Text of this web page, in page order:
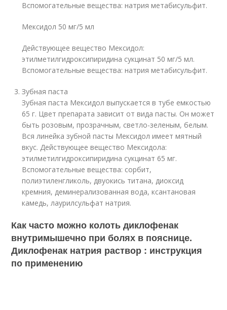
Вспомогательные вещества: натрия метабисульфит.
Мексидол 50 мг/5 мл
Действующее вещество Мексидол:
этилметилгидроксипиридина сукцинат 50 мг/5 мл.
Вспомогательные вещества: натрия метабисульфит.
Зубная паста
Зубная паста Мексидол выпускается в тубе емкостью
65 г. Цвет препарата зависит от вида пасты. Он может
быть розовым, прозрачным, светло-зеленым, белым.
Вся линейка зубной пасты Мексидол имеет мятный
вкус. Действующее вещество Мексидола:
этилметилгидроксипиридина сукцинат 65 мг.
Вспомогательные вещества: сорбит,
полиэтиленгликоль, двуокись титана, диоксид
кремния, деминерализованная вода, ксантановая
камедь, лаурилсульфат натрия.
Как часто можно колоть диклофенак
внутримышечно при болях в пояснице.
Диклофенак натрия раствор : инструкция
по применению